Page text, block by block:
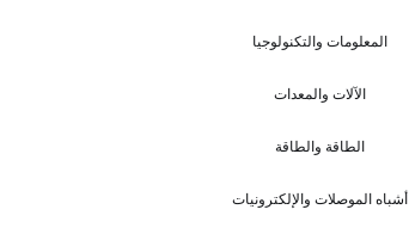
المعلومات والتكنولوجيا
الآلات والمعدات
الطاقة والطاقة
أشباه الموصلات والإلكترونيات